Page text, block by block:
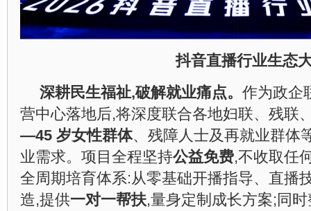
抖音直播行业生态
深耕民生福祉,破解就业痛点。 作为政企
营中心落地后,将深度联合各地妇联、残联
—45 岁女性群体、残障人士及再就业群体
业需求。项目全程坚持公益免费,不收取任
全周期培育体系:从零基础开播指导、直播
造,提供一对一帮扶,量身定制成长方案;同